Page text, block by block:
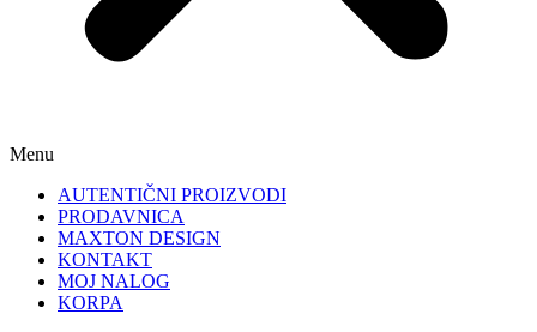
Menu
AUTENTIČNI PROIZVODI
PRODAVNICA
MAXTON DESIGN
KONTAKT
MOJ NALOG
KORPA